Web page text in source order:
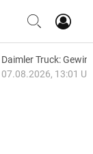
Daimler Truck:
07.08.2026, 13:01